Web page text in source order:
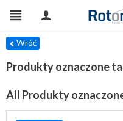
Wróć
Produkty oznaczone
All Produkty